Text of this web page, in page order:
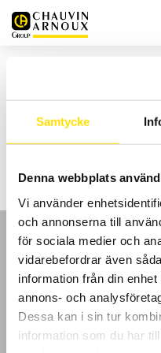
Samtycke
Denna webbplats
Vi använder
och annonserna till
för sociala medier och
vidarebefordrar även
information från din
annons- och
Dessa kan i sin tur
information som du har
Aktuellt